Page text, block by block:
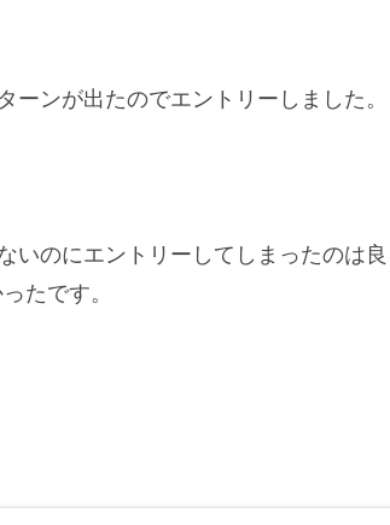
ンが出たのでエントリーしました。
いのにエントリーしてしまったのは
たです。